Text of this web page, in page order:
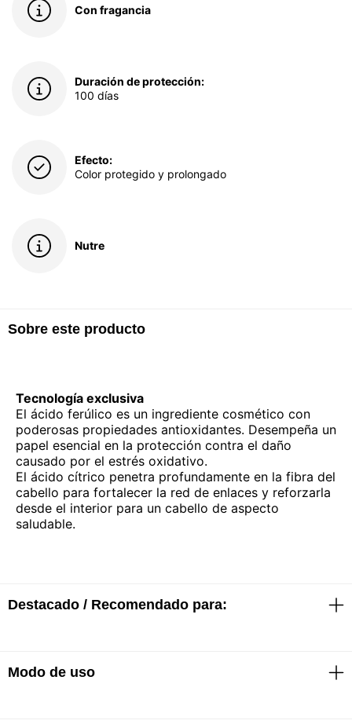
Con fragancia
Duración de protección:
100 días
Efecto:
Color protegido y prolongado
Nutre
Sobre este producto
Tecnología exclusiva
El ácido ferúlico es un ingrediente cosmético con
poderosas propiedades antioxidantes. Desempeña un
papel esencial en la protección contra el daño
causado por el estrés oxidativo.
El ácido cítrico penetra profundamente en la fibra del
cabello para fortalecer la red de enlaces y reforzarla
desde el interior para un cabello de aspecto
saludable.
Destacado / Recomendado para:
· Limpia suavemente, fijando las 5 dimensiones del
Modo de uso